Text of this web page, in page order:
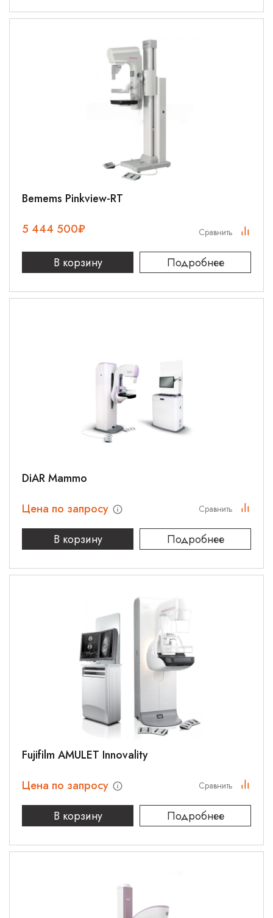
Bemems Pinkview-RT
5 444 500₽
В корзину Подробнее
Сравнить
DiAR Mammo
Цена по запросу
В корзину
Подробнее
Сравнить
Fujifilm AMULET Innovality
Цена по запросу
В корзину
Подробнее
Сравнить